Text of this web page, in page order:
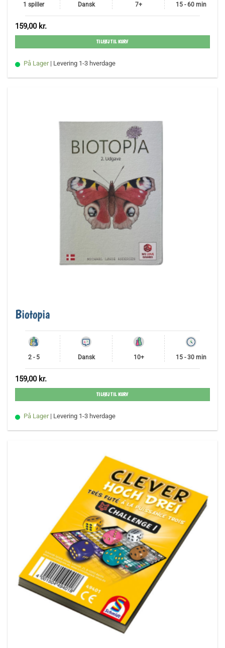
1 spiller Dansk 7+ 15 - 60 min
159,00 kr.
TILFØJ TIL KURV
På Lager | Levering 1-3 hverdage
Biotopia
2 - 5 Dansk 10+ 15 - 30 min
159,00 kr.
TILFØJ TIL KURV
På Lager | Levering 1-3 hverdage